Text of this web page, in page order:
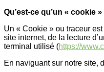
Qu’est-ce qu’un « cookie »
Un « Cookie » ou traceur
site internet, de la lecture
terminal utilisé (https://
En naviguant sur notre site,